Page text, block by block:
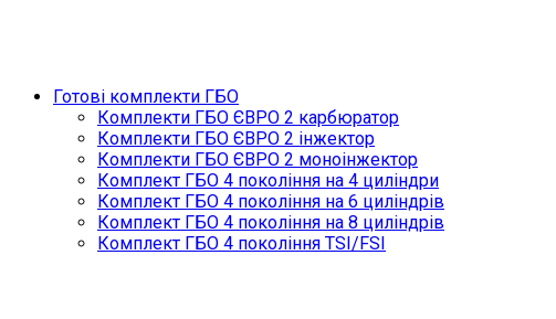
Готові комплекти ГБО
Комплекти ГБО ЄВРО 2 карбюратор
Комплекти ГБО ЄВРО 2 інжектор
Комплекти ГБО ЄВРО 2 моноінжектор
Комплект ГБО 4 покоління на 4 циліндри
Комплект ГБО 4 покоління на 6 циліндрів
Комплект ГБО 4 покоління на 8 циліндрів
Комплект ГБО 4 покоління TSI/FSI